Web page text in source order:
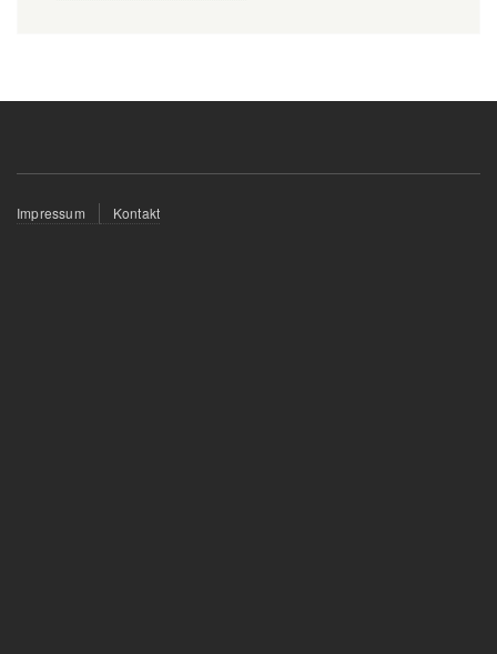
Fußzeilenmenü
Impressum Kontakt